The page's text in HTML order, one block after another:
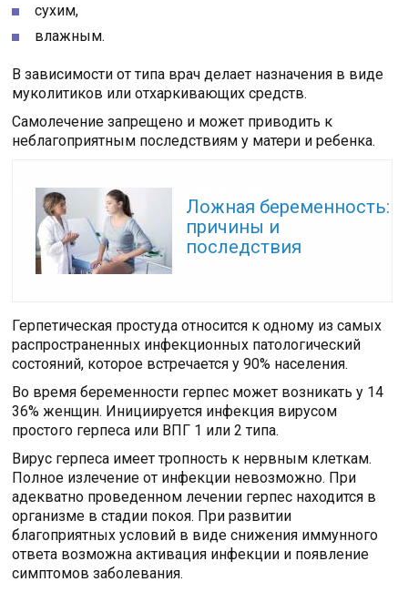
сухим,
влажным.
В зависимости от типа врач делает назначения в виде
муколитиков или отхаркивающих средств.
Самолечение запрещено и может приводить к
неблагоприятным последствиям у матери и ребенка.
Ложная беременность:
причины и
последствия
Герпетическая простуда относится к одному из самых
распространенных инфекционных патологический
состояний, которое встречается у 90% населения.
Во время беременности герпес может возникать у 14
36% женщин. Инициируется инфекция вирусом
простого герпеса или ВПГ 1 или 2 типа.
Вирус герпеса имеет тропность к нервным клеткам.
Полное излечение от инфекции невозможно. При
адекватно проведенном лечении герпес находится в
организме в стадии покоя. При развитии
благоприятных условий в виде снижения иммунного
ответа возможна активация инфекции и появление
симптомов заболевания.